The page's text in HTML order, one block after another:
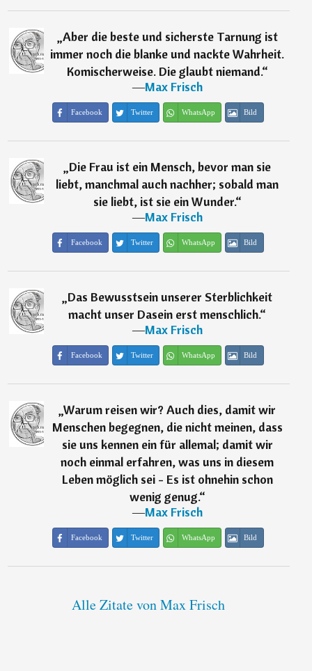
„Aber die beste und sicherste Tarnung ist
immer noch die blanke und nackte Wahrheit.
Komischerweise. Die glaubt niemand.“
―Max Frisch
Facebook Twitter WhatsApp Bild
„Die Frau ist ein Mensch, bevor man sie
liebt, manchmal auch nachher; sobald man
sie liebt, ist sie ein Wunder.“
―Max Frisch
Facebook Twitter WhatsApp Bild
„Das Bewusstsein unserer Sterblichkeit
macht unser Dasein erst menschlich.“
―Max Frisch
Facebook Twitter WhatsApp Bild
„Warum reisen wir? Auch dies, damit wir
Menschen begegnen, die nicht meinen, dass
sie uns kennen ein für allemal; damit wir
noch einmal erfahren, was uns in diesem
Leben möglich sei - Es ist ohnehin schon
wenig genug.“
―Max Frisch
Facebook Twitter WhatsApp Bild
Alle Zitate von Max Frisch